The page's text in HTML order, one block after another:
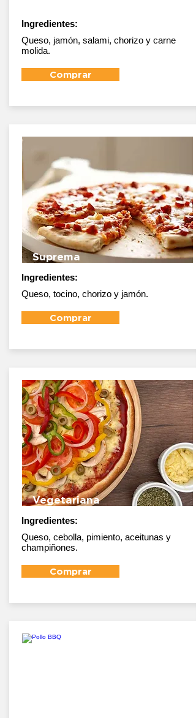
Ingredientes:
Queso, jamón, salami, chorizo y carne
molida.
Comprar
Suprema
Ingredientes:
Queso, tocino, chorizo y jamón.
Comprar
Vegetariana
Ingredientes:
Queso, cebolla, pimiento, aceitunas y
champiñones.
Comprar